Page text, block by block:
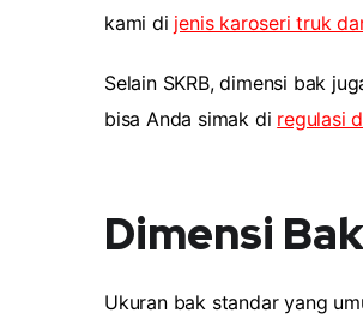
kami di jenis karoseri truk
Selain SKRB, dimensi bak
bisa Anda simak di regulasi
Dimensi
Ukuran bak standar yang